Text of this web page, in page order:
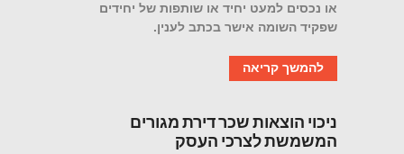
או נכסים למעט יחיד או שותפות של יחידים
שפקיד השומה אישר בכתב לענין.
להמשך קריאה
ניכוי הוצאות שכר דירת מגורים
המשמשת לצרכי העסק